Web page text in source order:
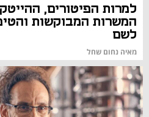
למרות הפיטורים, ההייטק
המשרות המבוקשות
לשם
מאיה נחום שחל